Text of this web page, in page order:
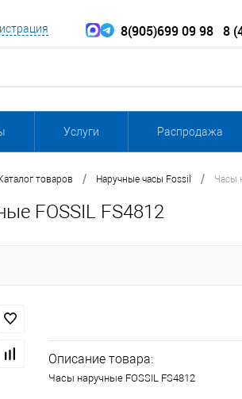
8(905)699 09 98 8
Услуги Распродажа
товаров / Наручные часы Fossil / Часы
FOSSIL FS4812
Описание товара:
Часы наручные FOSSIL FS4812